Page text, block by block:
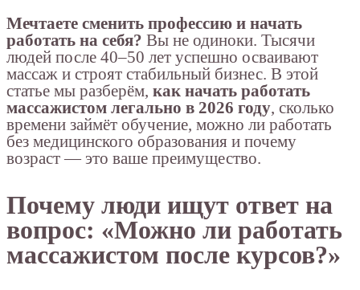
Мечтаете сменить профессию и начать
работать на себя? Вы не одиноки. Тысячи
людей после 40–50 лет успешно осваивают
массаж и строят стабильный бизнес. В этой
статье мы разберём, как начать работать
массажистом легально в 2026 году, сколько
времени займёт обучение, можно ли работать
без медицинского образования и почему
возраст — это ваше преимущество.
Почему люди ищут ответ на
вопрос: «Можно ли работать
массажистом после курсов?»